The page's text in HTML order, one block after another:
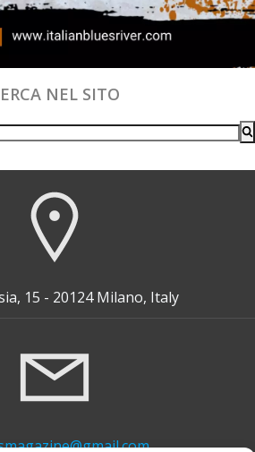
NEL SITO
15 - 20124 Milano, Italy